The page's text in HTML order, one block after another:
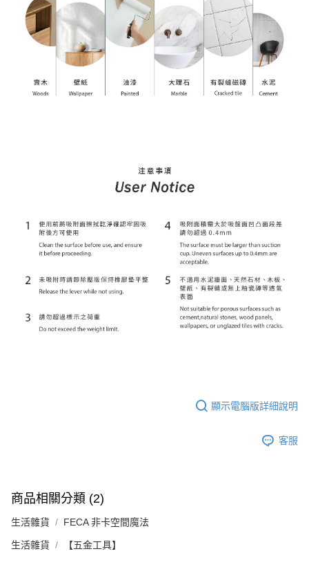
顯示電腦版詳細說明
客服
商品相關分類 (2)
生活雜貨 FECA 非卡空間魔法
生活雜貨 【五金工具】